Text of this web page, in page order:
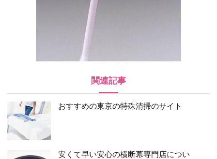
関連記事
おすすめの東京の特殊清掃のサイト
安くて早い安心の横断幕専門店につい